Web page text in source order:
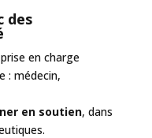
des
en charge
: médecin,
en soutien, dans